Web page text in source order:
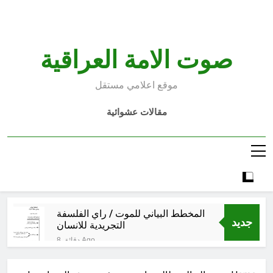
صوت الامة العراقية
موقع اعلامي مستقل
مقالات عشوائية
جديد
المخطط البياني للموت / راي الفلسفة
التجريدية للانسان
8 دقائق Ago